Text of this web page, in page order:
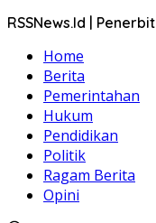
RSSNews.Id |
Home
Berita
Pemerintahan
Hukum
Pendidikan
Politik
Ragam Berita
Opini